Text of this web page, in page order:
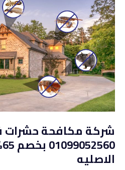
شركة مكافحة حشرات
الاصليه